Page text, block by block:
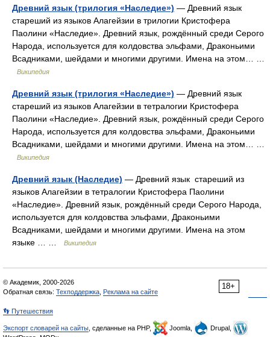
Древний язык (трилогия «Наследие») — Древний язык
стареший из языков Алагейзии в трилогии Кристофера
Паолини «Наследие». Древний язык, рождённый среди Серого
Народа, используется для колдовства эльфами, Драконьими
Всадниками, шейдами и многими другими. Имена на этом… …
Википедия
Древний язык (трилогия «Наследие») — Древний язык
стареший из языков Алагейзии в тетралогии Кристофера
Паолини «Наследие». Древний язык, рождённый среди Серого
Народа, используется для колдовства эльфами, Драконьими
Всадниками, шейдами и многими другими. Имена на этом… …
Википедия
Древний язык (Наследие) — Древний язык стареший из
языков Алагейзии в тетралогии Кристофера Паолини
«Наследие». Древний язык, рождённый среди Серого Народа,
используется для колдовства эльфами, Драконьими
Всадниками, шейдами и многими другими. Имена на этом
языке … …
Википедия
18+
© Академик, 2000-2026
Обратная связь: Техподдержка Реклама на сайте
👣 Путешествия
Экспорт словарей на сайты , сделанные на PHP, Joomla,
Drupal,